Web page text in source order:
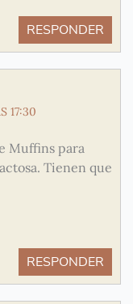
RESPONDER
17:30
Muffins para
Tienen que
RESPONDER